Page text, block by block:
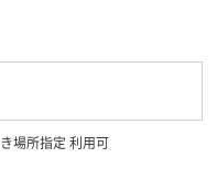
場所指定 利用可